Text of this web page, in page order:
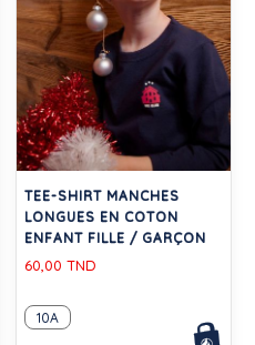
TEE-SHIRT MANCHES
LONGUES EN COTON
ENFANT FILLE / GARÇON
60,00 TND
10A